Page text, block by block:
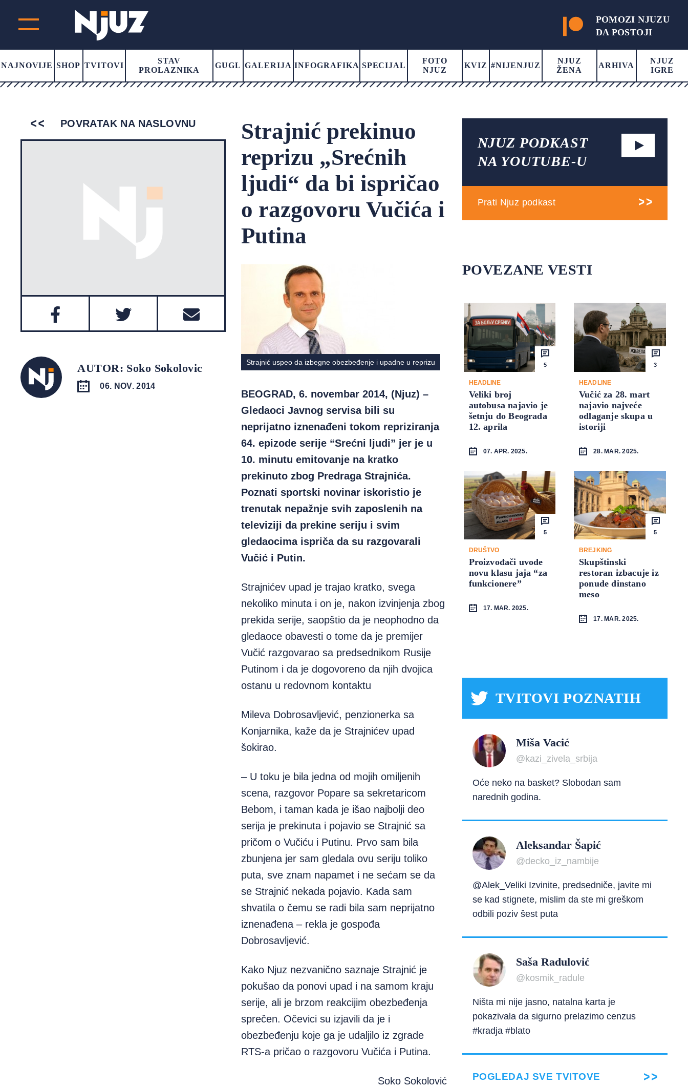
POMOZI NJUZU
DA POSTOJI
NAJNOVIJE SHOP TVITOVI
STAV
PROLAZNIKA
GUGL GALERIJA INFOGRAFIKA SPECIJAL
FOTO
NJUZ
KVIZ #NIJENJUZ
NJUZ
ŽENA
ARHIVA
NJUZ
IGRE
POVRATAK NA NASLOVNU
AUTOR: Soko Sokolovic
06. NOV. 2014
Strajnić prekinuo
reprizu „Srećnih
ljudi“ da bi ispričao
o razgovoru Vučića i
Putina
Strajnić uspeo da izbegne obezbeđenje i upadne u reprizu
BEOGRAD, 6. novembar 2014, (Njuz) –
Gledaoci Javnog servisa bili su
neprijatno iznenađeni tokom repriziranja
64. epizode serije “Srećni ljudi” jer je u
10. minutu emitovanje na kratko
prekinuto zbog Predraga Strajnića.
Poznati sportski novinar iskoristio je
trenutak nepažnje svih zaposlenih na
televiziji da prekine seriju i svim
gledaocima ispriča da su razgovarali
Vučić i Putin.
Strajnićev upad je trajao kratko, svega
nekoliko minuta i on je, nakon izvinjenja zbog
prekida serije, saopštio da je neophodno da
gledaoce obavesti o tome da je premijer
Vučić razgovarao sa predsednikom Rusije
Putinom i da je dogovoreno da njih dvojica
ostanu u redovnom kontaktu
Mileva Dobrosavljević, penzionerka sa
Konjarnika, kaže da je Strajnićev upad
šokirao.
– U toku je bila jedna od mojih omiljenih
scena, razgovor Popare sa sekretaricom
Bebom, i taman kada je išao najbolji deo
serija je prekinuta i pojavio se Strajnić sa
pričom o Vučiću i Putinu. Prvo sam bila
zbunjena jer sam gledala ovu seriju toliko
puta, sve znam napamet i ne sećam se da
se Strajnić nekada pojavio. Kada sam
shvatila o čemu se radi bila sam neprijatno
iznenađena – rekla je gospođa
Dobrosavljević.
Kako Njuz nezvanično saznaje Strajnić je
pokušao da ponovi upad i na samom kraju
serije, ali je brzom reakcijim obezbeđenja
sprečen. Očevici su izjavili da je i
obezbeđenju koje ga je udaljilo iz zgrade
RTS-a pričao o razgovoru Vučića i Putina.
Soko Sokolović
NJUZ PODKAST
NA YOUTUBE-U
Prati Njuz podkast
POVEZANE VESTI
5
HEADLINE
Veliki broj
autobusa najavio je
šetnju do Beograda
12. aprila
07. APR. 2025.
3
HEADLINE
Vučić za 28. mart
najavio najveće
odlaganje skupa u
istoriji
28. MAR. 2025.
5
DRUŠTVO
Proizvođači uvode
novu klasu jaja “za
funkcionere”
17. MAR. 2025.
5
BREJKING
Skupštinski
restoran izbacuje iz
ponude dinstano
meso
17. MAR. 2025.
TVITOVI POZNATIH
Miša Vacić
@kazi_zivela_srbija
Oće neko na basket? Slobodan sam
narednih godina.
Aleksandar Šapić
@decko_iz_nambije
@Alek_Veliki Izvinite, predsedniče, javite mi
se kad stignete, mislim da ste mi greškom
odbili poziv šest puta
Saša Radulović
@kosmik_radule
Ništa mi nije jasno, natalna karta je
pokazivala da sigurno prelazimo cenzus
#kradja #blato
POGLEDAJ SVE TVITOVE